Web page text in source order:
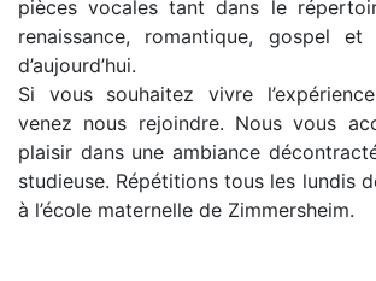
pièces vocales tant dans le
renaissance, romantique, gospel
d’aujourd’hui.
Si vous souhaitez vivre
venez nous rejoindre. Nous vous
plaisir dans une ambiance
studieuse. Répétitions tous les lundis
à l’école maternelle de Zimmersheim.